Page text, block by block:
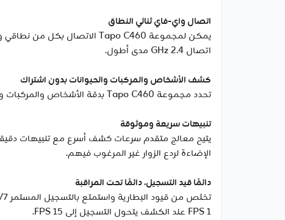
اتصال واي-فاي ثنائي النطاق
اتصال 2.4 GHz مدى أطول.
كشف الأشخاص والمركبات والحيوانات بدون اشتراك
تحدد مجموعة Tapo C460 بدقة الأشخاص والمركبات والحيوانات لتقليل الإنذارات الكاذبة والإشعارات غير الضرورية.
تنبيهات سريعة وموثوقة
الإضاءة لردع الزوار غير المرغوب فيهم.
دائمًا قيد التسجيل، دائمًا تحت المراقبة
1 FPS عند الكشف يتحول التسجيل إلى 15 FPS.